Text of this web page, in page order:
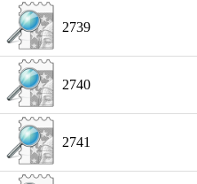
2739
2740
2741